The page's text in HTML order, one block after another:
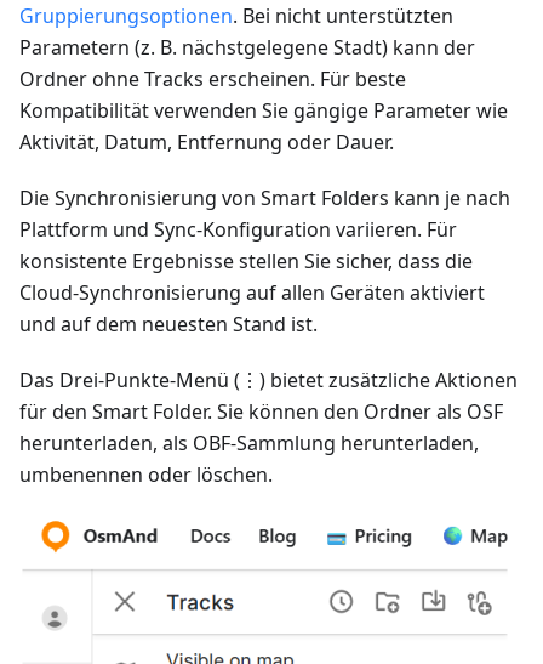
Gruppierungsoptionen. Bei nicht unterstützten
Parametern (z. B. nächstgelegene Stadt) kann der
Ordner ohne Tracks erscheinen. Für beste
Kompatibilität verwenden Sie gängige Parameter wie
Aktivität, Datum, Entfernung oder Dauer.
Die Synchronisierung von Smart Folders kann je nach
Plattform und Sync-Konfiguration variieren. Für
konsistente Ergebnisse stellen Sie sicher, dass die
Cloud-Synchronisierung auf allen Geräten aktiviert
und auf dem neuesten Stand ist.
Das Drei-Punkte-Menü (⋮) bietet zusätzliche Aktionen
für den Smart Folder. Sie können den Ordner als OSF
herunterladen, als OBF-Sammlung herunterladen,
umbenennen oder löschen.